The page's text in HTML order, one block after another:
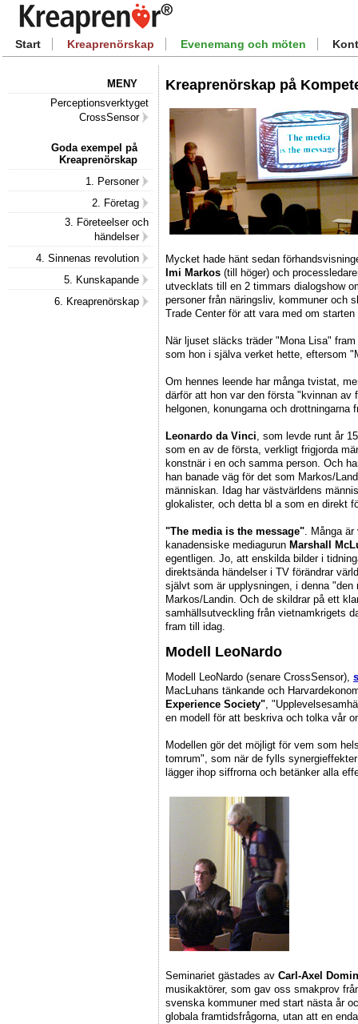
Start Kreaprenörskap Evenemang och möten
MENY
Perceptionsverktyget
CrossSensor
Goda exempel på
Kreaprenörskap
1. Personer
2. Företag
3. Företeelser och
händelser
4. Sinnenas revolution
5. Kunskapande
6. Kreaprenörskap
Kreaprenörskap på
Mycket hade hänt sedan
Imi Markos (till höger) och
utvecklats till en 2 timmars dialogshow
personer från näringsliv, kommuner och
Trade Center för att vara med om
När ljuset släcks träder "Mona Lisa"
som hon i själva verket hette, eftersom
Om hennes leende har många tvistat,
därför att hon var den första "kvinnan
helgonen, konungarna och
Leonardo da Vinci , som levde runt år
som en av de första, verkligt frigjorda
konstnär i en och samma person. Och
han banade väg för det som Markos/
människan. Idag har västvärldens
glokalister, och detta bl a som en direkt
"The media is the message" . Många
kanadensiske mediagurun Marshall
egentligen. Jo, att enskilda bilder i
direktsända händelser i TV förändrar
självt som är upplysningen, i denna
Markos/Landin. Och de skildrar på ett
samhällsutveckling från vietnamkrigets
fram till idag.
Modell LeoNardo
Modell LeoNardo (senare CrossSensor),
MacLuhans tänkande och
Experience Society",
en modell för att beskriva och tolka vår
Modellen gör det möjligt för vem som
tomrum", som när de fylls
lägger ihop siffrorna och betänker alla
Seminariet gästades av Carl-Axel
musikaktörer, som gav oss smakprov
svenska kommuner med start nästa år
globala framtidsfrågorna, utan att en